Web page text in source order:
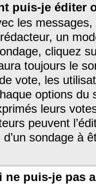
puis-je éditer
les
un
cliquez
toujours le
vote, les
options du
leurs
peuvent
d’un sondage à
ne puis-je pas